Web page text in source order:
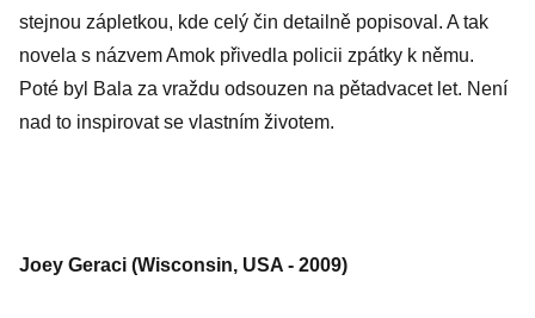
stejnou zápletkou, kde celý čin detailně popisoval. A tak
novela s názvem Amok přivedla policii zpátky k němu.
Poté byl Bala za vraždu odsouzen na pětadvacet let. Není
nad to inspirovat se vlastním životem.
Joey Geraci (Wisconsin, USA - 2009)